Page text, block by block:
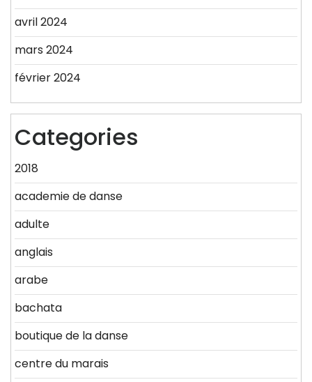
avril 2024
mars 2024
février 2024
Categories
2018
academie de danse
adulte
anglais
arabe
bachata
boutique de la danse
centre du marais